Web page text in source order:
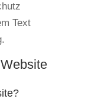
Text